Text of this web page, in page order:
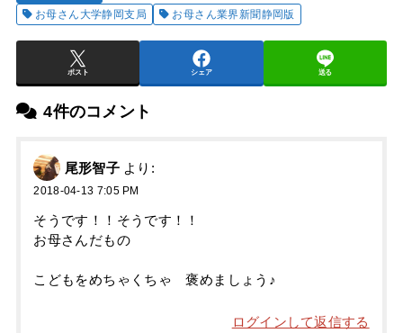
お母さん大学静岡支局
お母さん業界新聞静岡版
ポスト シェア 送る
4件のコメント
尾形智子 より:
2018-04-13 7:05 PM
そうです！！そうです！！
お母さんだもの
こどもをめちゃくちゃ 褒めましょう♪
ログインして返信する